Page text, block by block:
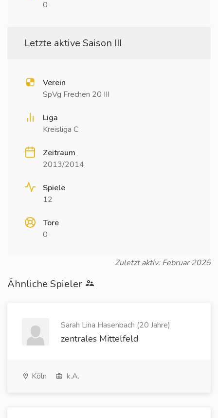
0
Letzte aktive Saison III
Verein
SpVg Frechen 20 III
Liga
Kreisliga C
Zeitraum
2013/2014
Spiele
12
Tore
0
Zuletzt aktiv: Februar 2025
Ähnliche Spieler
Sarah Lina Hasenbach (20 Jahre)
zentrales Mittelfeld
Köln k.A.